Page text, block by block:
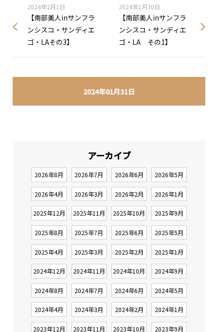
2024年01月31日
2024年2月1日
【南部美人inサンフラ
ンシスコ・サンディエ
ゴ・LAその3】
2024年1月30日
【南部美人inサンフラ
ンシスコ・サンディエ
ゴ・LA その1】
アーカイブ
2026年8月 2026年7月 2026年6月 2026年5月
2026年4月 2026年3月 2026年2月 2026年1月
2025年12月 2025年11月 2025年10月 2025年9月
2025年8月 2025年7月 2025年6月 2025年5月
2025年4月 2025年3月 2025年2月 2025年1月
2024年12月 2024年11月 2024年10月 2024年9月
2024年8月 2024年7月 2024年6月 2024年5月
2024年4月 2024年3月 2024年2月 2024年1月
2023年12月 2023年11月 2023年10月 2023年9月